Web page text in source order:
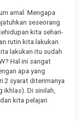
amal. Mengapa
seseorang
kita sehari-
rutin kita lakukan.
lakukan itu sudah
Hal ini sangat
apa yang
2 syarat diterimanya
Di sinilah,
kita pelajari.